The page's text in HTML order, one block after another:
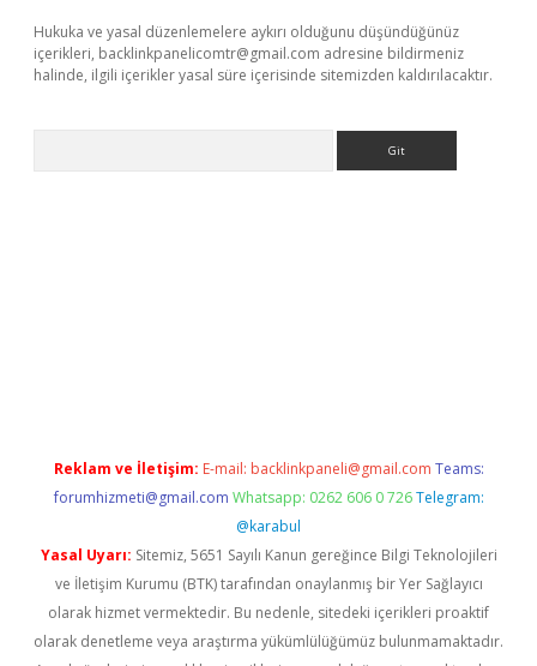
Hukuka ve yasal düzenlemelere aykırı olduğunu düşündüğünüz
içerikleri, backlinkpanelicomtr@gmail.com adresine bildirmeniz
halinde, ilgili içerikler yasal süre içerisinde sitemizden kaldırılacaktır.
Reklam ve İletişim: E-mail: backlinkpaneli@gmail.com Teams:
forumhizmeti@gmail.com Whatsapp: 0262 606 0 726 Telegram:
@karabul
Yasal Uyarı: Sitemiz, 5651 Sayılı Kanun gereğince Bilgi Teknolojileri
ve İletişim Kurumu (BTK) tarafından onaylanmış bir Yer Sağlayıcı
olarak hizmet vermektedir. Bu nedenle, sitedeki içerikleri proaktif
olarak denetleme veya araştırma yükümlülüğümüz bulunmamaktadır.